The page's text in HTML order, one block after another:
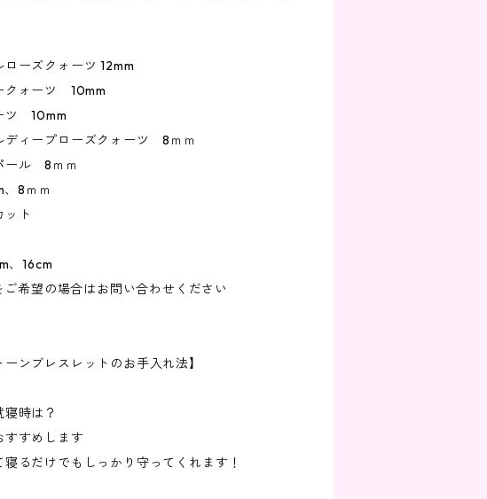
ーズクォーツ 12mm
クォーツ 10mm
ツ 10mm
ディープローズクォーツ 8ｍｍ
ール 8ｍｍ
、8ｍｍ
ット
、16cm
希望の場合はお問い合わせください
ーンブレスレットのお手入れ法】
時は？
すすめします
るだけでもしっかり守ってくれます！